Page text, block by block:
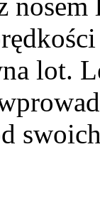
lot.